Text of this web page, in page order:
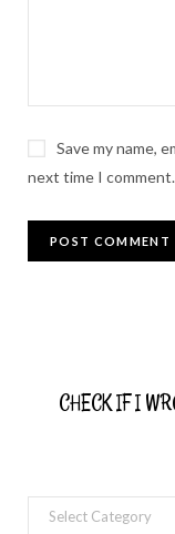
Save my name,
next time I comment.
CHECK IF I
Check